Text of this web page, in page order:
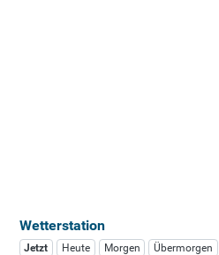
Wetterstation
Jetzt Heute Morgen Übermorgen